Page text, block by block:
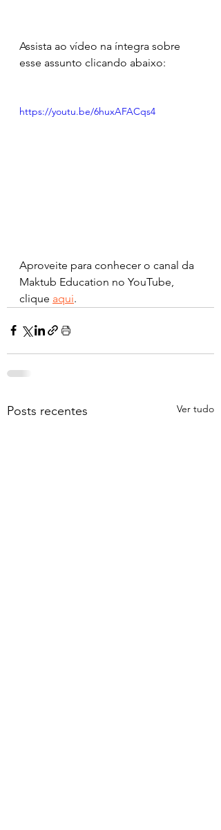
Assista ao vídeo na íntegra sobre
esse assunto clicando abaixo:
https://youtu.be/6huxAFACqs4
Aproveite para conhecer o canal da
Maktub Education no YouTube,
clique aqui.
Posts recentes Ver tudo